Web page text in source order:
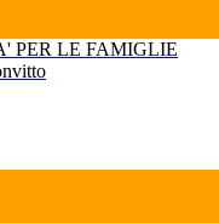
PER LE FAMIGLIE